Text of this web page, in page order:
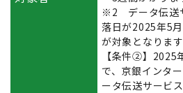
※2 データ伝送
落日が2025年5
が対象となります
【条件②】2025
で、京銀インタ
ータ伝送サービ